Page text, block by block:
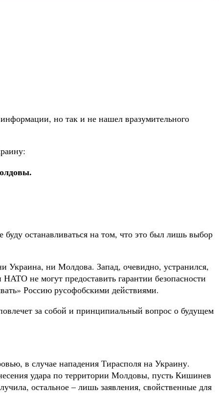
но так и не нашел вразумительного
останавливаться на том, что это был лишь выбор
Украина, ни Молдова. Запад, очевидно, устранился,
не могут предоставить гарантии безопасности
Россию русофобскими действиями.
за собой и принципиальный вопрос о будущем
в случае нападения Тирасполя на Украину.
удара по территории Молдовы, пусть Кишинев
остальное – лишь заявления, свойственные для